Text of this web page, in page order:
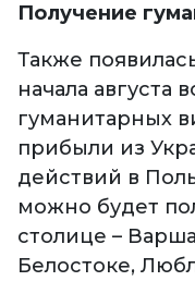
Получение
Также
начала августа
гуманитарных
прибыли из
действий в
можно будет
столице –
Белостоке,